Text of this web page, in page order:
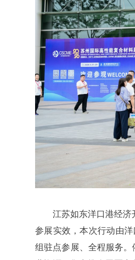
江苏如东洋口港经
参展实效，本次行动由
组驻点参展、全程服务